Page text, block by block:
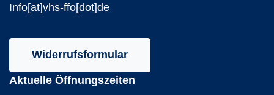
Info[at]vhs-ffo[dot]de
Widerrufsformular
Aktuelle Öffnungszeiten